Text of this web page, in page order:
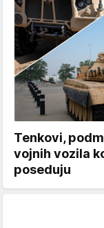
Tenkovi,
vojnih vozila
poseduju